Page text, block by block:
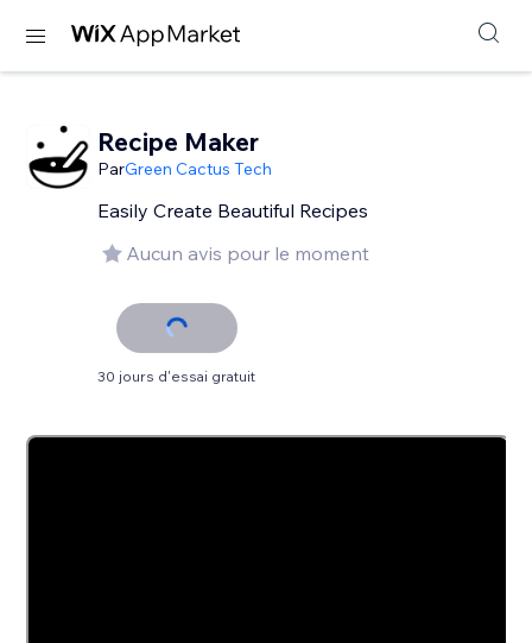
Recipe Maker
ParGreen Cactus Tech
Easily Create Beautiful Recipes
Aucun avis pour le moment
30 jours d'essai gratuit